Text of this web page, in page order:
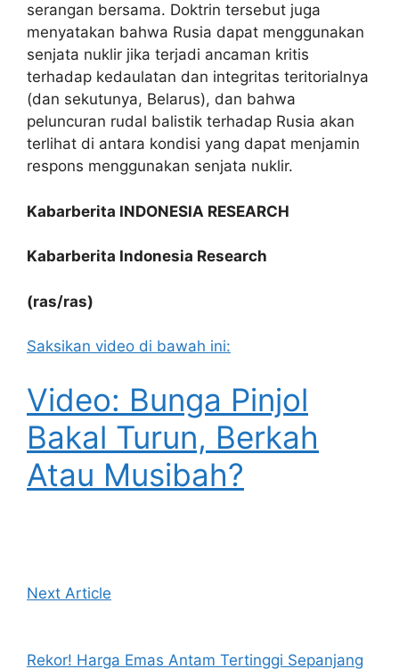
serangan bersama. Doktrin tersebut juga
menyatakan bahwa Rusia dapat menggunakan
senjata nuklir jika terjadi ancaman kritis
terhadap kedaulatan dan integritas teritorialnya
(dan sekutunya, Belarus), dan bahwa
peluncuran rudal balistik terhadap Rusia akan
terlihat di antara kondisi yang dapat menjamin
respons menggunakan senjata nuklir.
Kabarberita INDONESIA RESEARCH
Kabarberita Indonesia Research
(ras/ras)
Saksikan video di bawah ini:
Video: Bunga Pinjol
Bakal Turun, Berkah
Atau Musibah?
Next Article
Rekor! Harga Emas Antam Tertinggi Sepanjang